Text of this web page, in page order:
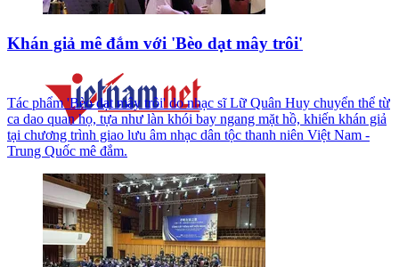
Khán giả mê đắm với 'Bèo dạt mây trôi'
Tác phẩm 'Bèo dạt mây trôi' do nhạc sĩ Lữ Quân Huy chuyển thể từ
ca dao quan họ, tựa như làn khói bay ngang mặt hồ, khiến khán giả
tại chương trình giao lưu âm nhạc dân tộc thanh niên Việt Nam -
Trung Quốc mê đắm.